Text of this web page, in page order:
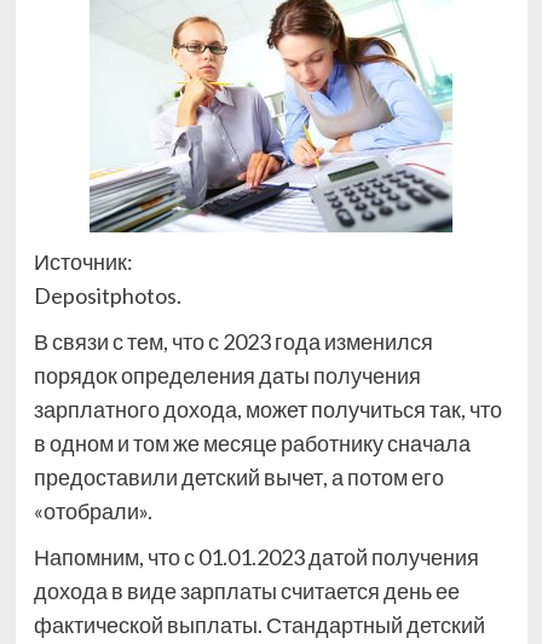
Источник:
Depositphotos.
В связи с тем, что с 2023 года изменился
порядок определения даты получения
зарплатного дохода, может получиться так, что
в одном и том же месяце работнику сначала
предоставили детский вычет, а потом его
«отобрали».
Напомним, что с 01.01.2023 датой получения
дохода в виде зарплаты считается день ее
фактической выплаты. Стандартный детский